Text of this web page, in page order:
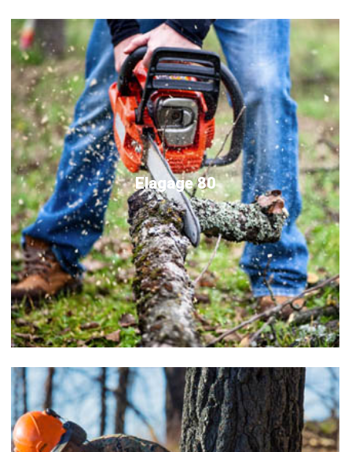
Elagage 80